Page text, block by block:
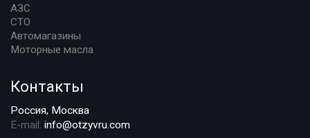
АЗС
СТО
Автомагазины
Моторные масла
Контакты
Россия, Москва
E-mail: info@otzyvru.com